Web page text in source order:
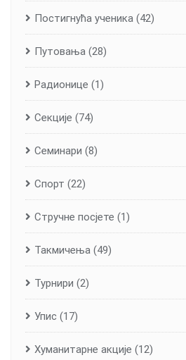
Постигнућа ученика (42)
Путовања (28)
Радионице (1)
Секције (74)
Семинари (8)
Спорт (22)
Стручне посјете (1)
Такмичења (49)
Турнири (2)
Упис (17)
Хуманитарне aкције (12)